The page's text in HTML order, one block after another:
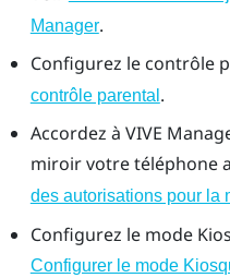
Manager.
Configurez le contrôle
contrôle parental .
Accordez à VIVE
miroir votre téléphone
des autorisations pour la
Configurez le mode
Configurer le mode